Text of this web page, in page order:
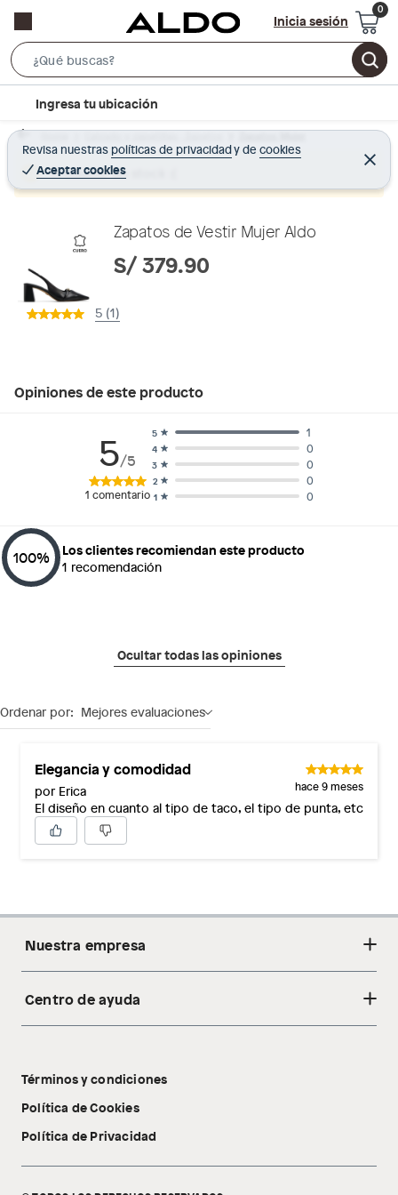
Inicia sesión
e
r
c
B
r
c
t
Ingresa tu ubicación
Revisa nuestras políticas de privacidadyde cookies
Aceptar cookies
C
e
r
Home Calzado y zapatillas - Zapatos Zapatos Mujer
Producto sin stock :(
Zapatos de Vestir Mujer Aldo
S/ 379.90
5 (1)
Opiniones de este producto
5/5
1 comentario 1 0
2 0
3 0
4 0
5 1
100% Los clientes recomiendan este producto
1 recomendación
Ocultar todas las opiniones
Ordenar por: Mejores evaluaciones
Elegancia y comodidad
por Erica hace 9 meses
El diseño en cuanto al tipo de taco, el tipo de punta, etc
Nuestra empresa
Acerca de nosotros
Tecnología Pillow Walk
Centro de ayuda
Libro de reclamaciones
Términos y condiciones
Política de Cookies
Política de Privacidad